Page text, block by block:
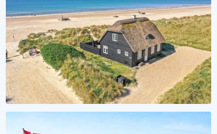
Sommerhuse med hund tilladt
Vågn op til lyden af bølger